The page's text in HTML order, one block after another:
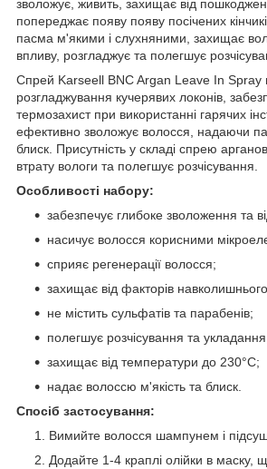
зволожує, живить, захищає від
попереджає появу появу посічених
пасма м'якими і слухняними, захищає
впливу, розгладжує та полегшує
Спрей Karseell BNC Argan Leave In Spray
розгладжування кучерявих локонів,
термозахист при використанні гарячих
ефективно зволожує волосся, надаючи
блиск. Присутність у складі спрею
втрату вологи та полегшує розчісування.
Особливості набору:
забезпечує глибоке зволоження та
насичує волосся корисними
сприяє регенерації волосся;
захищає від факторів
не містить сульфатів та парабенів;
полегшує розчісування та
захищає від температури до 230°C;
надає волоссю м'якість та блиск.
Спосіб застосування:
Вимийте волосся шампунем і
Додайте 1-4 краплі олійки в маску,